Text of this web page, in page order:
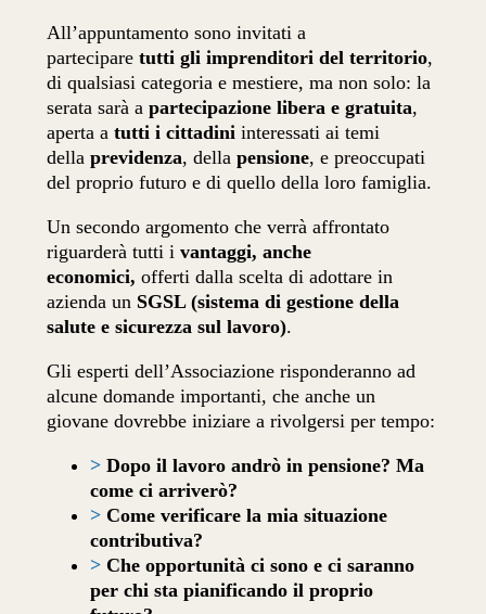
All’appuntamento sono invitati a
parteciparetutti gli imprenditori del territorio,
di qualsiasi categoria e mestiere, ma non solo: la
serata sarà apartecipazione libera e gratuita,
aperta atutti i cittadini interessati ai temi
dellaprevidenza, dellapensione, e preoccupati
del proprio futuro e di quello della loro famiglia.
Un secondo argomento che verrà affrontato
riguarderà tutti ivantaggi, anche
economici,offerti dalla scelta di adottare in
azienda un SGSL (sistema di gestione della
salute e sicurezza sul lavoro).
Gli esperti dell’Associazione risponderanno ad
alcune domande importanti, che anche un
giovane dovrebbe iniziare a rivolgersi per tempo:
> Dopo il lavoro andrò in pensione?Ma
come ci arriverò?
> Come verificare la mia situazione
contributiva?
> Che opportunità ci sono e ci saranno
per chi sta pianificando il proprio